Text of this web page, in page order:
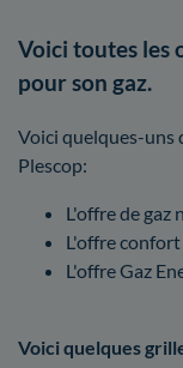
Voici toutes les
pour son gaz.
Voici quelques-uns
Plescop:
L'offre de gaz
L'offre
L'offre Gaz
Voici quelques